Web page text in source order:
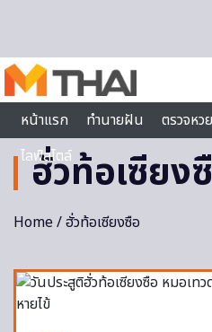
หน้าแรก
ทำนายฝัน ตรวจหวย
ไลฟ์สไตล์
ฮั่วท้อเซียง
Home/ ฮั่วท้อเซียงซือ